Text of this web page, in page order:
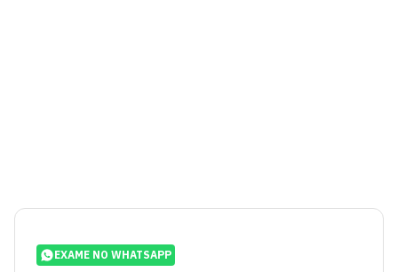
EXAME NO WHATSAPP